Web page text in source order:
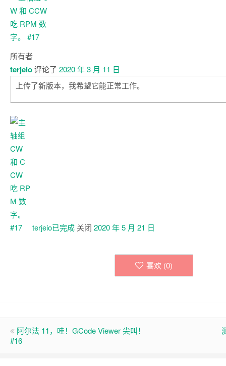
所有者
terjeio评论了 2020 年 3 月 11 日
上传了新版本，我希望它能正常工作。
terjeio已完成 关闭 2020 年 5 月 21 日
喜欢 (0)
阿尔法 11，哇！GCode Viewer 尖叫！
#16